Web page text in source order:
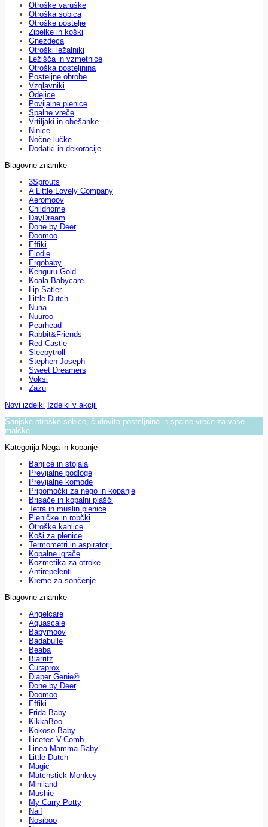
Otroške varuške
Otroška sobica
Otroške postelje
Zibelke in koški
Gnezdeca
Otroški ležalniki
Ležišča in vzmetnice
Otroška posteljnina
Posteljne obrobe
Vzglavniki
Odejice
Povijalne plenice
Spalne vreče
Vrtiljaki in obešanke
Ninice
Nočne lučke
Dodatki in dekoracije
Blagovne znamke
3Sprouts
A Little Lovely Company
Aeromoov
Childhome
DayDream
Done by Deer
Doomoo
Effiki
Elodie
Ergobaby
Kenguru Gold
Koala Babycare
Lip Satler
Little Dutch
Nuna
Nuuroo
Pearhead
Rabbit&Friends
Red Castle
Sleepytroll
Stephen Joseph
Sweet Dreamers
Voksi
Zazu
Novi izdelki Izdelki v akciji
Sanjske otroške sobice, čudovita posteljnina in spalne vreče za vaše
malčke.
Kategorija Nega in kopanje
Banjice in stojala
Previjalne podloge
Previjalne komode
Pripomočki za nego in kopanje
Brisače in kopalni plašči
Tetra in muslin plenice
Pleničke in robčki
Otroške kahlice
Koši za plenice
Termometri in aspiratorji
Kopalne igrače
Kozmetika za otroke
Antirepelenti
Kreme za sončenje
Blagovne znamke
Angelcare
Aquascale
Babymoov
Badabulle
Beaba
Biarritz
Curaprox
Diaper Genie®
Done by Deer
Doomoo
Effiki
Frida Baby
KikkaBoo
Kokoso Baby
Licetec V-Comb
Linea Mamma Baby
Little Dutch
Magic
Matchstick Monkey
Miniland
Mushie
My Carry Potty
Naif
Nosiboo